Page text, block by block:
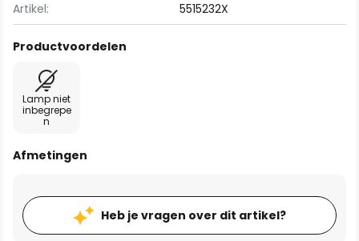
Artikel:
5515232X
Productvoordelen
Lamp niet
inbegrepe
n
Afmetingen
Heb je vragen over dit artikel?